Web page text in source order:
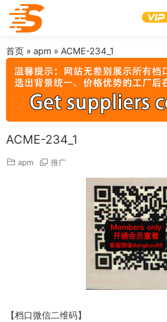
首页 » apm » ACME-234_1
ACME-234_1
apm 推广
【档口微信二维码】